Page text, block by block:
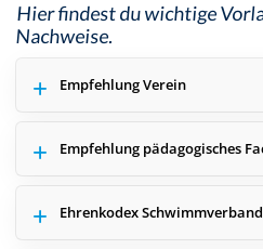
Hier findest du wichtige
Nachweise.
Empfehlung Verein
Empfehlung pädagogisches
Ehrenkodex